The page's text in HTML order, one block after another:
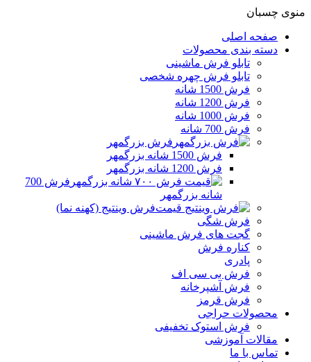
منوی چسبان
صفحه اصلی
دسته بندی محصولات
تابلو فرش ماشینی
تابلو فرش چهره شخصی
فرش 1500 شانه
فرش 1200 شانه
فرش 1000 شانه
فرش 700 شانه
فرش بزرگمهر
فرش 1500 شانه بزرگمهر
فرش 1200 شانه بزرگمهر
فرش 700
شانه بزرگمهر
فرش وینتیج (کهنه نما)
فرش شگی
گجت های فرش ماشینی
کناره فرش
پادری
فرش بی سی اف
فرش آشپرخانه
فرش قرمز
محصولات حراجی
فرش استوک تخفیفی
مقالات آموزشی
تماس با ما